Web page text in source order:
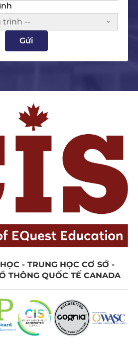
trình --
Gửi
- TRUNG HỌC CƠ SỞ -
THÔNG QUỐC TẾ CANADA